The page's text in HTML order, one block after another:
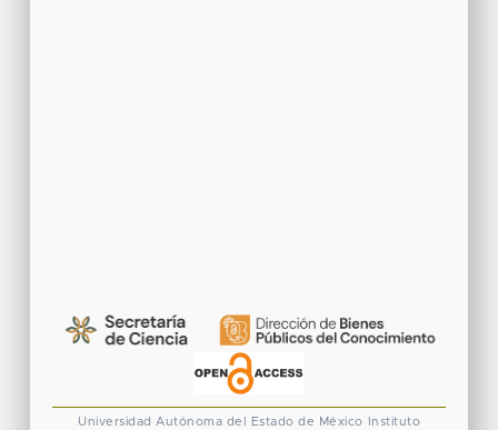
Universidad Autónoma del Estado de México Instituto